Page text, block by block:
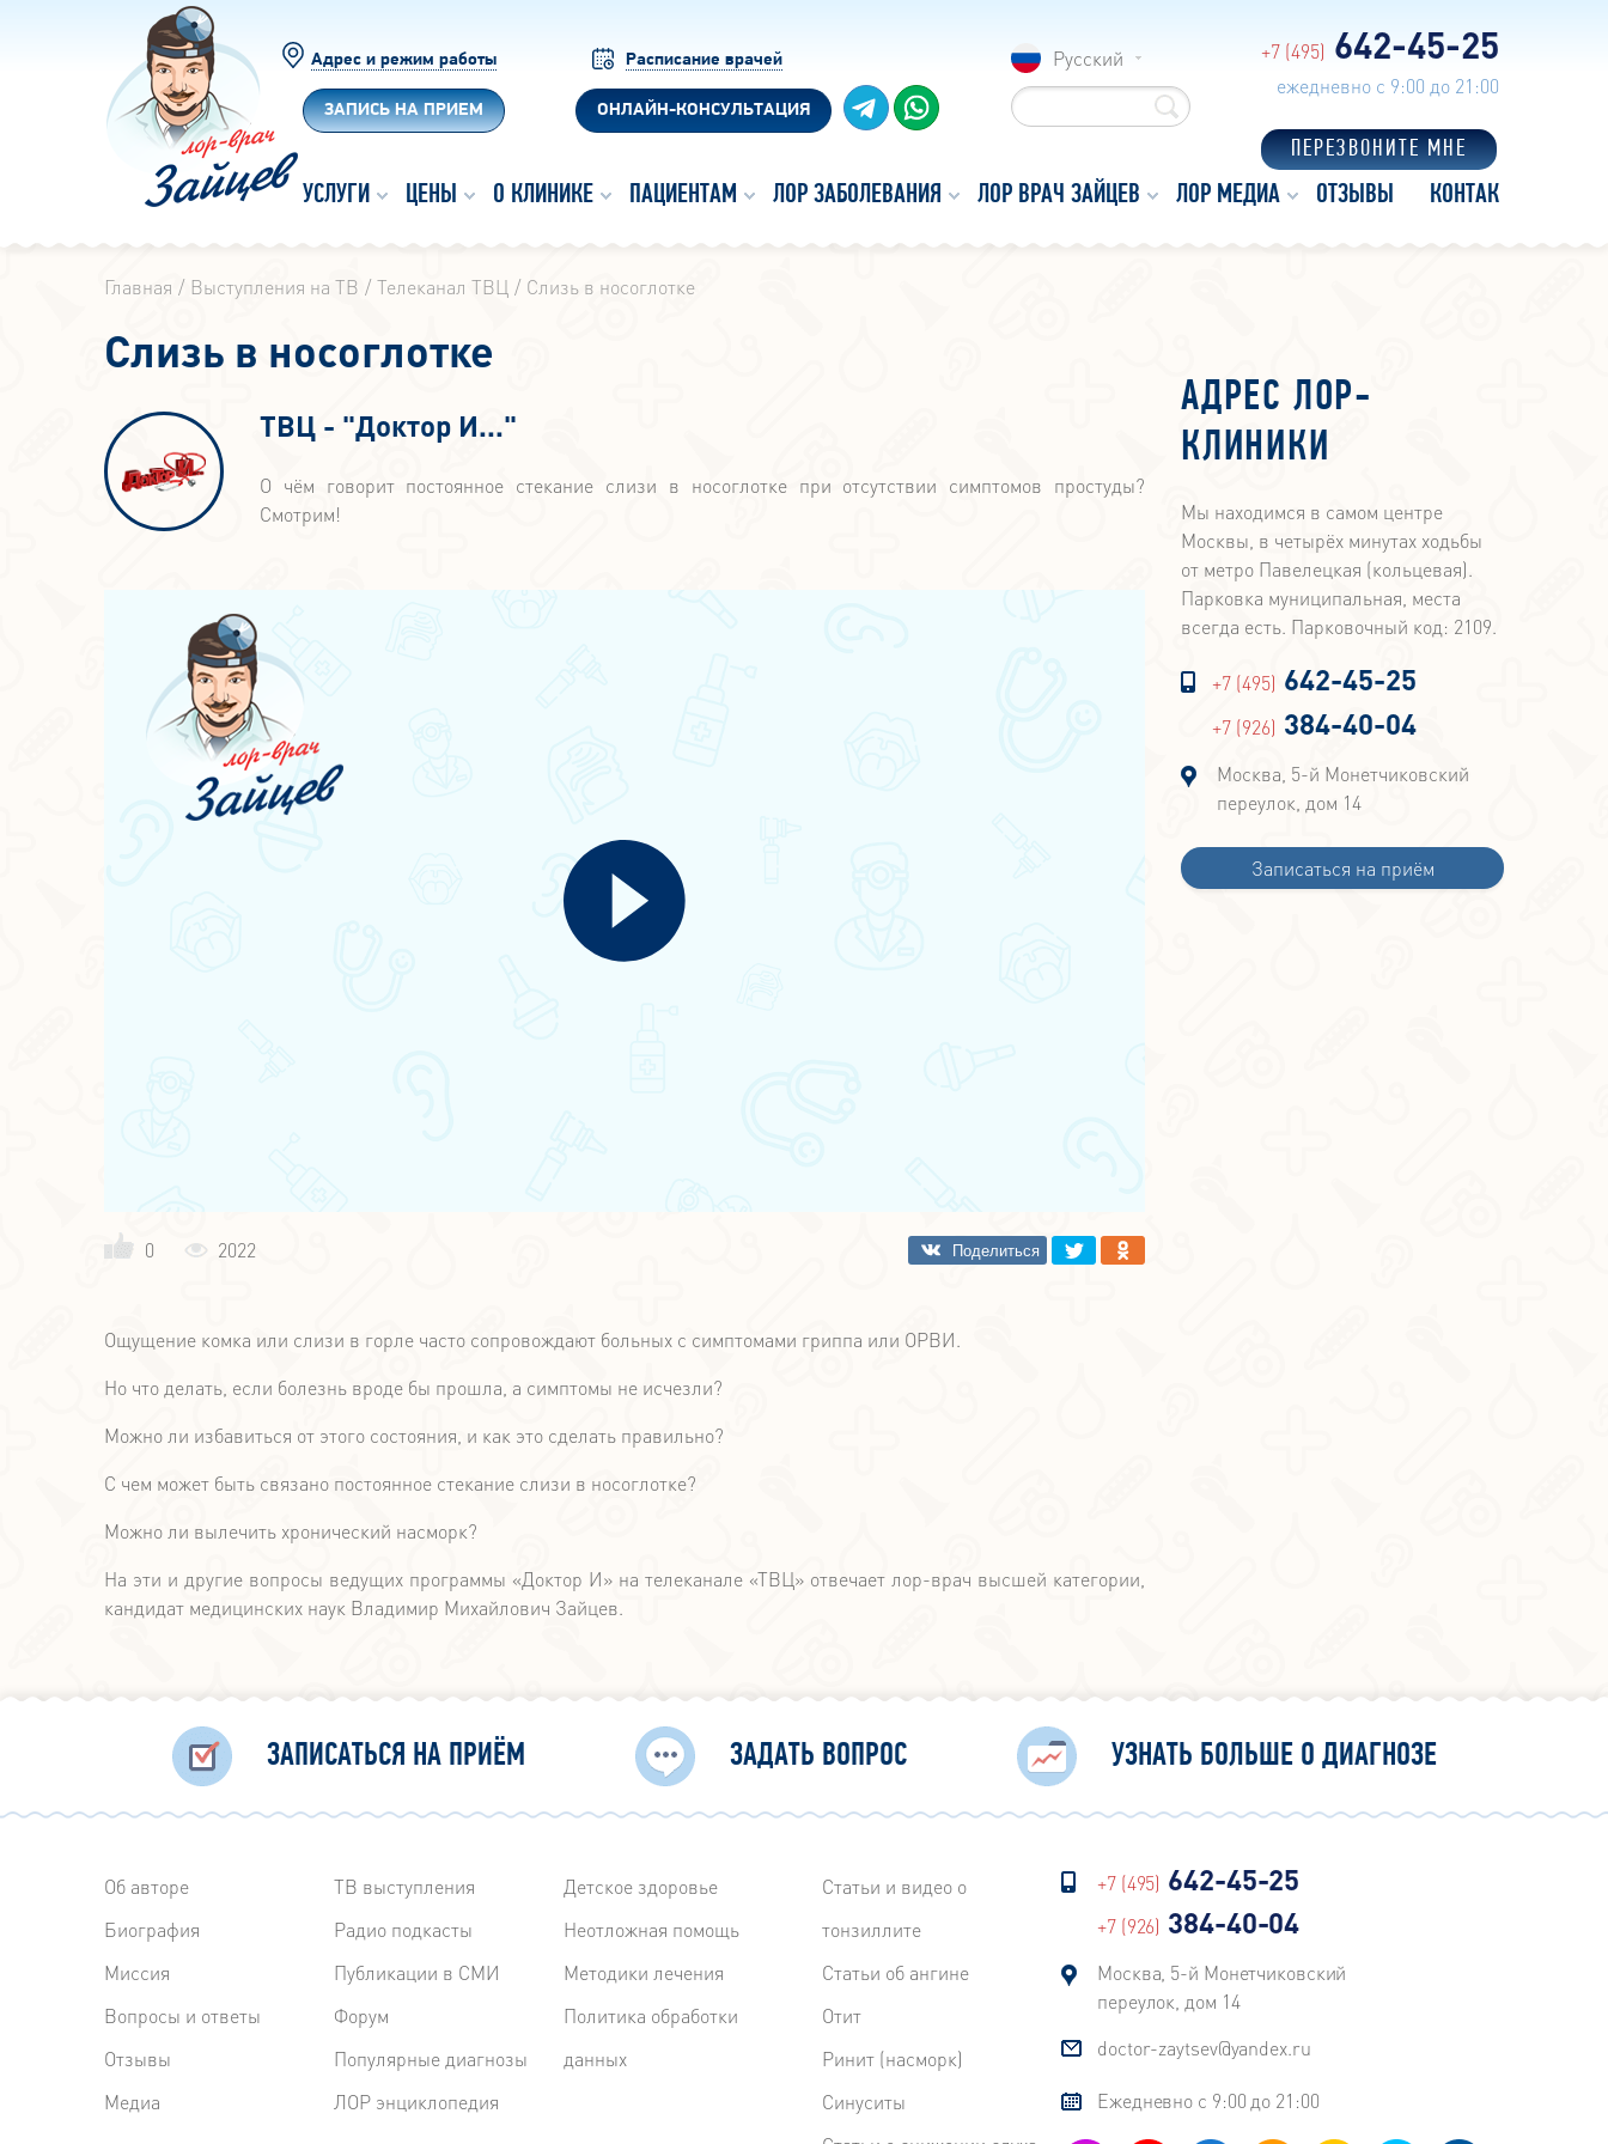
Адрес и режим работы
ЗАПИСЬ НА ПРИЕМ
Расписание врачей
ОНЛАЙН-КОНСУЛЬТАЦИЯ
Русский +7 (495) 642-45-25
ежедневно с 9:00 до 21:00
ПЕРЕЗВОНИТЕ МНЕ
УСЛУГИ ЦЕНЫ О КЛИНИКЕ ПАЦИЕНТАМ ЛОР ЗАБОЛЕВАНИЯ ЛОР ВРАЧ ЗАЙЦЕВ ЛОР МЕДИА ОТЗЫВЫ КОНТАКТЫ
Главная Выступления на ТВ Телеканал ТВЦ Слизь в носоглотке
Слизь в носоглотке
ТВЦ - "Доктор И..."
О чём говорит постоянное стекание слизи в носоглотке при отсутствии симптомов простуды?
Смотрим!
0 2022
Ощущение комка или слизи в горле часто сопровождают больных с симптомами гриппа или ОРВИ.
Но что делать, если болезнь вроде бы прошла, а симптомы не исчезли?
Можно ли избавиться от этого состояния, и как это сделать правильно?
С чем может быть связано постоянное стекание слизи в носоглотке?
Можно ли вылечить хронический насморк?
На эти и другие вопросы ведущих программы «Доктор И» на телеканале «ТВЦ» отвечает лор-врач высшей категории,
кандидат медицинских наук Владимир Михайлович Зайцев.
АДРЕС ЛОР-
КЛИНИКИ
Мы находимся в самом центре
Москвы, в четырёх минутах ходьбы
от метро Павелецкая (кольцевая).
Парковка муниципальная, места
всегда есть. Парковочный код: 2109.
+7 (495) 642-45-25
+7 (926) 384-40-04
Москва, 5-й Монетчиковский
переулок, дом 14
Записаться на приём
ЗАПИСАТЬСЯ НА ПРИЁМ ЗАДАТЬ ВОПРОС УЗНАТЬ БОЛЬШЕ О ДИАГНОЗЕ
Об авторе
Биография
Миссия
Вопросы и ответы
Отзывы
Медиа
ТВ выступления
Радиo подкасты
Публикации в СМИ
Форум
Популярные диагнозы
ЛОР энциклопедия
Детское здоровье
Неотложная помощь
Методики лечения
Политика обработки
данных
Статьи и видео о
тонзиллите
Статьи об ангине
Отит
Ринит (насморк)
Синуситы
+7 (495) 642-45-25
+7 (926) 384-40-04
Москва, 5-й Монетчиковский
переулок, дом 14
doctor-zaytsev@yandex.ru
Ежедневно с 9:00 до 21:00